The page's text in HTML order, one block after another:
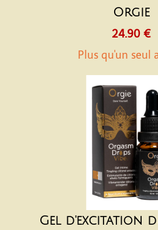
Orgie
24.90 €
Plus qu'un seul
Gel d'excitation